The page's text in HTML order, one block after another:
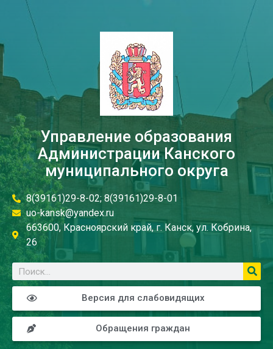
Управление образования
Администрации Канского
муниципального округа
8(39161)29-8-02; 8(39161)29-8-01
uo-kansk@yandex.ru
663600, Красноярский край, г. Канск, ул. Кобрина,
26
Версия для слабовидящих
Обращения граждан